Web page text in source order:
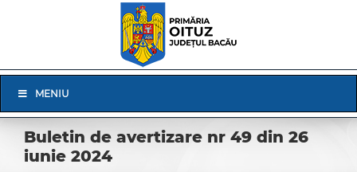
Navigation
MENIU
Buletin de avertizare nr 49 din 26
iunie 2024